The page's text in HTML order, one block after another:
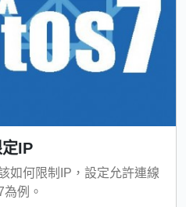
IP
如何限制IP，設定允許連線
例。